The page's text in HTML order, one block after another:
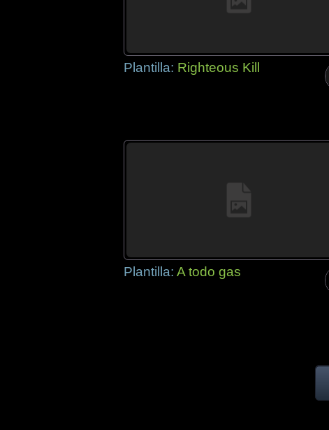
Plantilla: Righteous Kill
Plantilla: A todo gas